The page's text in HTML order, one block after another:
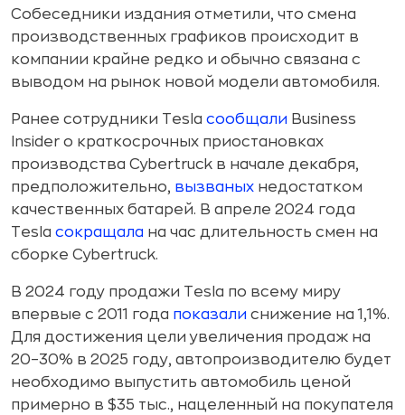
Собеседники издания отметили, что смена
производственных графиков происходит в
компании крайне редко и обычно связана с
выводом на рынок новой модели автомобиля.
Ранее сотрудники Tesla сообщали Business
Insider о краткосрочных приостановках
производства Cybertruck в начале декабря,
предположительно, вызваных недостатком
качественных батарей. В апреле 2024 года
Tesla сокращала на час длительность смен на
сборке Cybertruck.
В 2024 году продажи Tesla по всему миру
впервые с 2011 года показали снижение на 1,1%.
Для достижения цели увеличения продаж на
20–30% в 2025 году, автопроизводителю будет
необходимо выпустить автомобиль ценой
примерно в $35 тыс., нацеленный на покупателя